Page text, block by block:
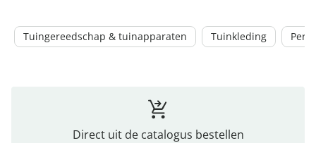
Tuingereedschap & tuinapparaten Tuinkleding
Direct uit de catalogus bestellen